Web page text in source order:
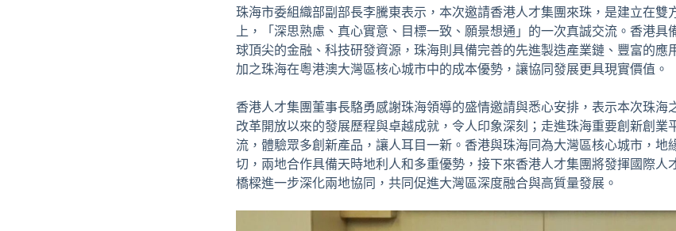
珠海市委組織部副部長李騰東表示，本次邀請香港人才集團來珠，是建立在雙
上，「深思熟慮、真心實意、目標一致、願景想通」的一次真誠交流。香港具
球頂尖的金融、科技研發資源，珠海則具備完善的先進製造產業鏈、豐富的應
加之珠海在粵港澳大灣區核心城市中的成本優勢，讓協同發展更具現實價值。
香港人才集團董事長駱勇感謝珠海領導的盛情邀請與悉心安排，表示本次珠海
改革開放以來的發展歷程與卓越成就，令人印象深刻；走進珠海重要創新創業
流，體驗眾多創新產品，讓人耳目一新。香港與珠海同為大灣區核心城市，地
切，兩地合作具備天時地利人和多重優勢，接下來香港人才集團將發揮國際人
橋樑進一步深化兩地協同，共同促進大灣區深度融合與高質量發展。